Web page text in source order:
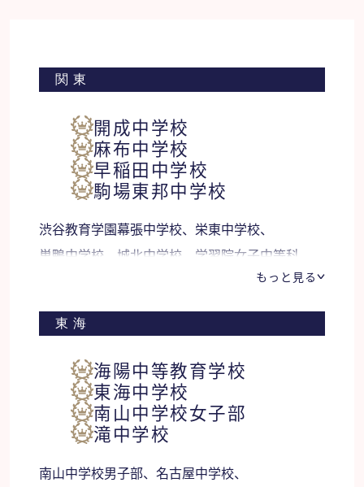
関東
開成中学校
麻布中学校
早稲田中学校
駒場東邦中学校
渋谷教育学園幕張中学校、栄東中学校、
巣鴨中学校、城北中学校、学習院女子中等科、
法政大学中学校、鴎友学園女子中学校、
立教新座中学校、開智中学校、
サレジオ学院中学校、青山学院横浜英和中学校、
逗子開成中学校、東邦大学付属東邦中学校、
昭和学院秀英中学校、市川中学校 他
もっと見る
東海
海陽中等教育学校
東海中学校
南山中学校女子部
滝中学校
南山中学校男子部、名古屋中学校、